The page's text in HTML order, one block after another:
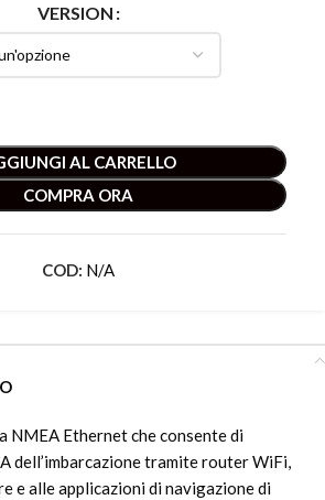
VERSION
AL CARRELLO
COMPRA ORA
COD: N/A
NMEA Ethernet che consente di
dell’imbarcazione tramite router WiFi,
e alle applicazioni di navigazione di